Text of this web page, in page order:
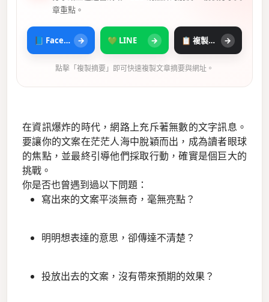
章重點。
📘 Facebook → 💚 LINE → 📋 複製摘要 →
點擊「複製摘要」即可快速複製文章摘要與網址。
在資訊爆炸的時代，網路上充斥著無數的文字訊息。
要讓你的文案在茫茫人海中脫穎而出，成為讀者眼球
的焦點，並最終引導他們採取行動，確實是個巨大的
挑戰。
你是否也曾遇到過以下問題：
寫出來的文案平淡無奇，毫無亮點？
明明想表達的意思，卻傳達不清楚？
投放出去的文案，沒有帶來預期的效果？